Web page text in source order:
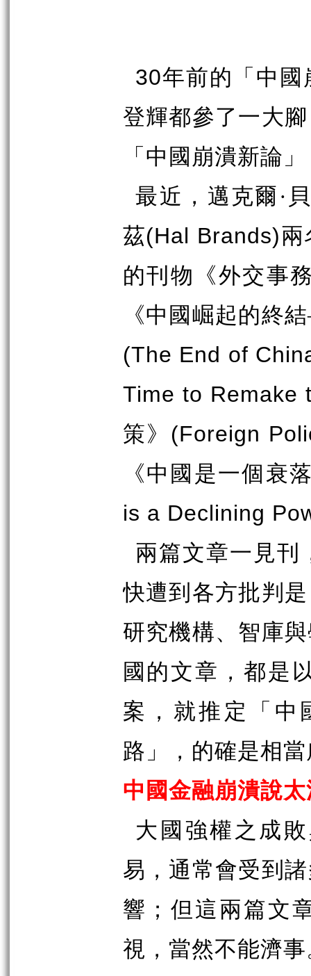
30年前的「中國
登輝都參了一大
「中國崩潰新論
最近，邁克爾·
茲(Hal Brands)
的刊物《外交事
《中國崛起的終
(The End of
Time to Remake
策》 (Foreign
《中國是一個衰
is a Declining
兩篇文章一見刊
快遭到各方批判
研究機構、智庫
國的文章，都是
案，就推定「中
路」，的確是相
中國金融崩潰說
大國強權之成
易，通常會受到
響；但這兩篇文
視，當然不能濟事